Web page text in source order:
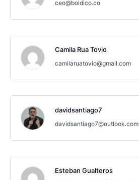
ceo@boldico.co
Camila Rua Tovio
camilaruatovio@gmail.com
davidsantiago7
davidsantiago7@outlook.com
Esteban Gualteros